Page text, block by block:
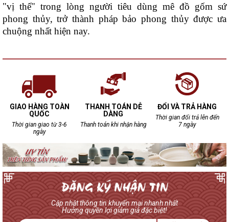
"vị thế" trong lòng người tiêu dùng mê đồ gốm sứ
phong thủy, trở thành pháp bảo phong thủy được ưa
chuộng nhất hiện nay.
GIAO HÀNG TOÀN
QUỐC
Thời gian giao từ 3-6
ngày
THANH TOÁN DỄ
DÀNG
Thanh toán khi nhận hàng
ĐỔI VÀ TRẢ HÀNG
Thời gian đổi trả lên đến
7 ngày
Cập nhật thông tin khuyến mại nhanh nhất
Hưởng quyền lợi giảm giá đặc biệt!